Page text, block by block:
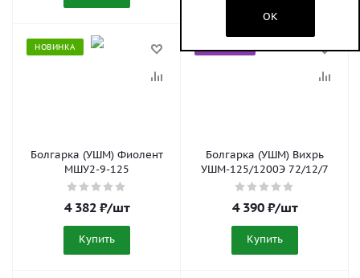
НОВИНКА
Болгарка (УШМ) Фиолент
МШУ2-9-125
4 382₽/шт
Купить
Болгарка (УШМ) Вихрь
УШМ-125/1200Э 72/12/7
4 390₽/шт
Купить
OK